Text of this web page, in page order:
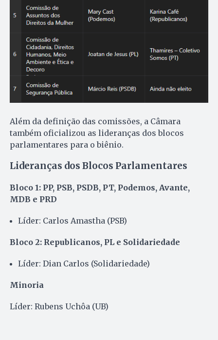
Além da definição das comissões, a Câmara
também oficializou as lideranças dos blocos
parlamentares para o biênio.
Lideranças dos Blocos Parlamentares
Bloco 1: PP, PSB, PSDB, PT, Podemos, Avante,
MDB e PRD
Líder: Carlos Amastha (PSB)
Bloco 2: Republicanos, PL e Solidariedade
Líder: Dian Carlos (Solidariedade)
Minoria
Líder: Rubens Uchôa (UB)